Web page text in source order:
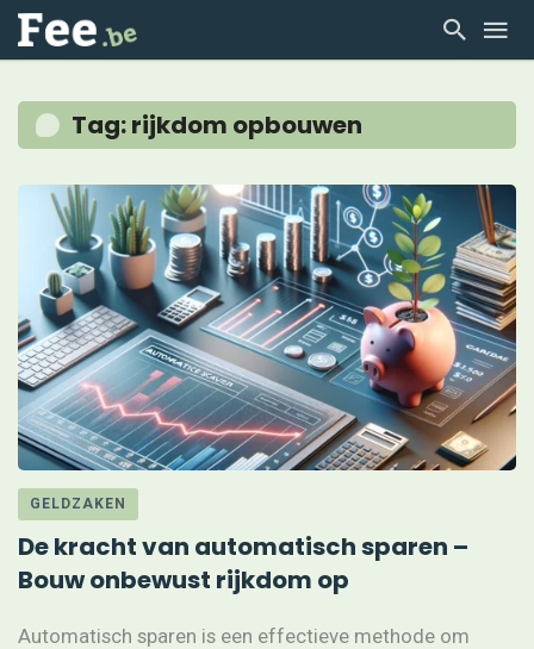
Tag: rijkdom opbouwen
GELDZAKEN
De kracht van automatisch sparen –
Bouw onbewust rijkdom op
Automatisch sparen is een effectieve methode om